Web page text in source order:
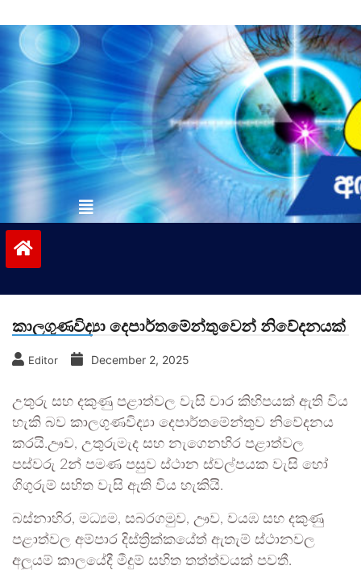
to
contentvinivida.lk
කාලගුණවිද්‍යා දෙපාර්තමේන්තුවෙන් නිවේදනයක්
Editor December 2, 2025
උතුරු සහ දකුණු පළාත්වල වැසි වාර කිහිපයක් ඇති විය
හැකි බව කාලගුණවිද්‍යා දෙපාර්තමේන්තුව නිවේදනය
කරයි.ඌව, උතුරුමැද සහ නැගෙනහිර පළාත්වල
පස්වරු 2න් පමණ පසුව ස්ථාන ස්වල්පයක වැසි හෝ
ගිගුරුම් සහිත වැසි ඇති විය හැකියි.
බස්නාහිර, මධ්‍යම, සබරගමුව, ඌව, වයඹ සහ දකුණු
පළාත්වල අම්පාර දිස්ත්‍රික්කයේත් ඇතැම් ස්ථානවල
අලුයම් කාලයේදී මීදුම් සහිත තත්ත්වයක් පවතී.